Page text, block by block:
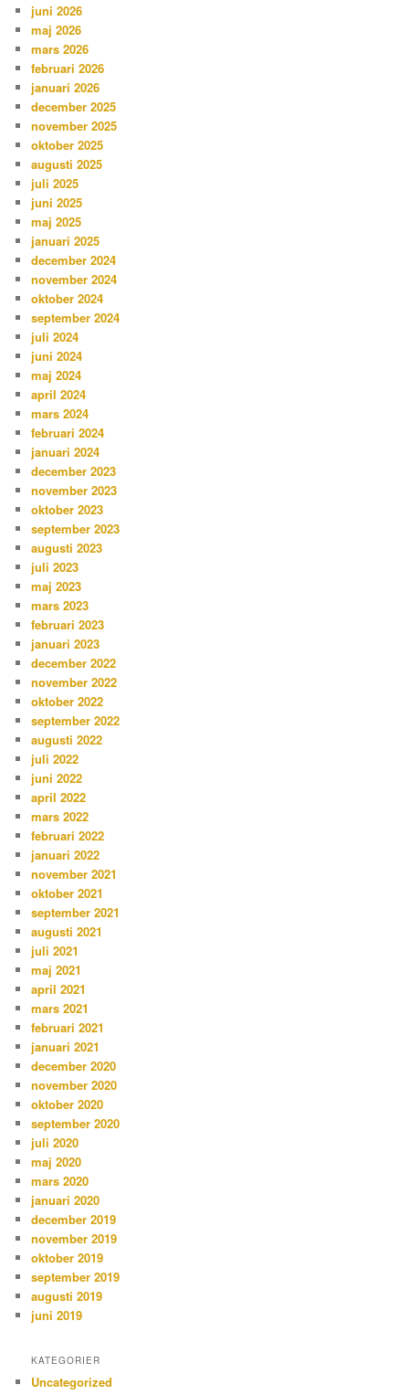
juni 2026
maj 2026
mars 2026
februari 2026
januari 2026
december 2025
november 2025
oktober 2025
augusti 2025
juli 2025
juni 2025
maj 2025
januari 2025
december 2024
november 2024
oktober 2024
september 2024
juli 2024
juni 2024
maj 2024
april 2024
mars 2024
februari 2024
januari 2024
december 2023
november 2023
oktober 2023
september 2023
augusti 2023
juli 2023
maj 2023
mars 2023
februari 2023
januari 2023
december 2022
november 2022
oktober 2022
september 2022
augusti 2022
juli 2022
juni 2022
april 2022
mars 2022
februari 2022
januari 2022
november 2021
oktober 2021
september 2021
augusti 2021
juli 2021
maj 2021
april 2021
mars 2021
februari 2021
januari 2021
december 2020
november 2020
oktober 2020
september 2020
juli 2020
maj 2020
mars 2020
januari 2020
december 2019
november 2019
oktober 2019
september 2019
augusti 2019
juni 2019
KATEGORIER
Uncategorized